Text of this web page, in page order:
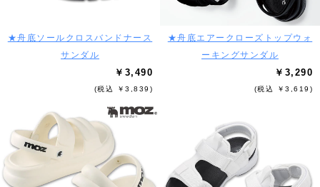
★舟底ソールクロスバンドナース
サンダル
￥3,490
(税込 ￥3,839)
★舟底エアークローズトップウォ
ーキングサンダル
￥3,290
(税込 ￥3,619)